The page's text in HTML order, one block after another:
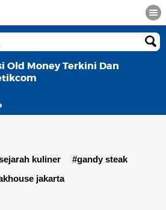
Old Money Terkini Dan
kuliner
#gandy steak
jakarta